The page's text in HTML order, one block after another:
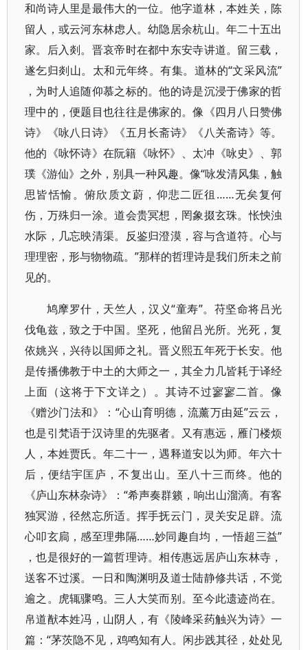
和尚诗人里是最伟大的一位。他字道林，本姓关，陈
留人，或云河东林虑人。幼隐居余杭山。年二十五出
家。后入剡。晋哀帝时在都中东安寺讲道。留三载，
遂乞归剡山。太和元年终。有集。道林的“文采风流”​
，为时人追随仰慕之标的。他的诗是沉浸于佛家的哲
理中的，便题目也往往是佛家的。像《四月八日赞佛
诗》​《咏八日诗》​《五月长斋诗》​《八关斋诗》等。
他的《咏怀诗》在阮籍《咏怀》​、太冲《咏史》​、郭
璞《游仙》之外，别具一种风趣。像“咏发清风集，触
思皆恬愉。俯欣质文蔚，仰悲二匠徂……无矣复何
伤，万殊归一涂。道会贵冥想，罔象掇玄珠。怅怏浊
水际，几忘映清渠。反鉴归澄漠，容与含道符。心与
理理密，形与物物疏。​”那样的哲理诗是我们所未之前
见的。
鸠摩罗什，天竺人，汉义“童寿”​。苻坚命将吕光
伐龟兹，致之于中国。坚死，他留吕光所。光死，复
依姚兴，兴待以国师之礼。晋义熙五年死于长安。他
是传播佛教于中土的大师之一，其全力几皆耗于译经
上面（这将于下文详之）​。其诗不过寥寥二首。像
《赠沙门法和》​：​“心山育明德，流薰万由延”云云，
也是引梵语于汉诗里的先驱者。又有惠远，雁门楼烦
人，本姓贾氏。年二十一，遇释道安以为师。年六十
后，便结宇匡庐，不复出山。至八十三而终。他的
《庐山东林杂诗》​：​“希声奏群籁，响出山溜滴。有客
独冥游，径然忘所适。挥手抚云门，灵关安足辟。流
心叩玄扃，感至理弗隔……妙同趣自均，一悟超三益”​
，也是很好的一篇哲理诗。相传惠远居庐山东林寺，
送客不过溪。一日和陶渊明及道士陆静修共话，不觉
逾之。虎辄骤鸣。三人大笑而别。至今此遗迹尚在。
帛道猷本姓冯，山阴人，有《陵峰采药触兴为诗》一
篇：​“茅茨隐不见，鸡鸣知有人。闲步践其径，处处见